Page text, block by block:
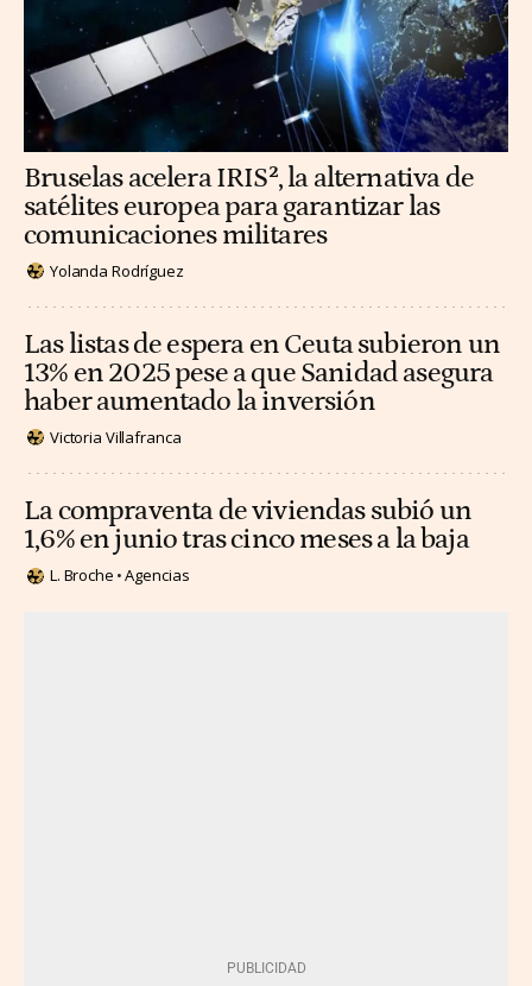
Bruselas acelera IRIS², la alternativa de
satélites europea para garantizar las
comunicaciones militares
Yolanda Rodríguez
Las listas de espera en Ceuta subieron un
13% en 2025 pese a que Sanidad asegura
haber aumentado la inversión
Victoria Villafranca
La compraventa de viviendas subió un
1,6% en junio tras cinco meses a la baja
L. Broche Agencias